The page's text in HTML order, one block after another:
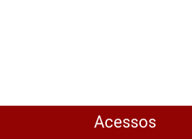
Acessos